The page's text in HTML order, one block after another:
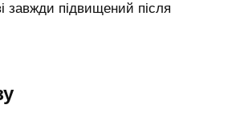
завжди підвищений після